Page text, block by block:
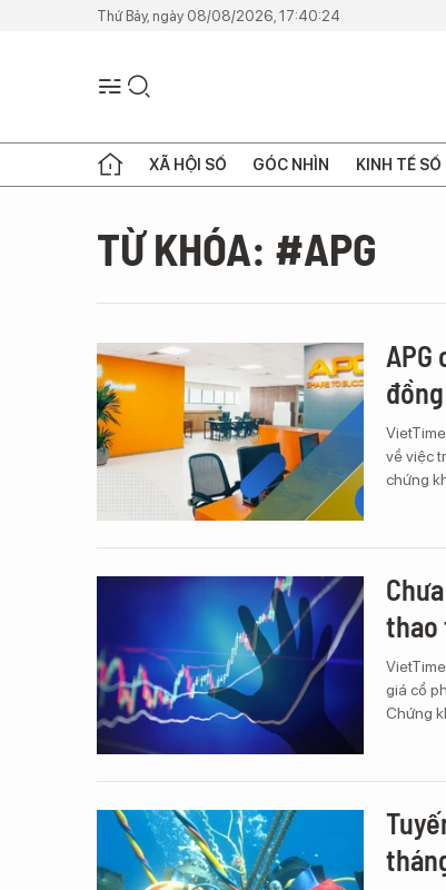
Thứ Bảy, ngày 08/08/2026, 17:40:24
XÃ HỘI SỐ GÓC NHÌN KINH TẾ SỐ
TỪ KHÓA: #APG
đồng
về việc
chứng
thao
giá cổ
Chứng